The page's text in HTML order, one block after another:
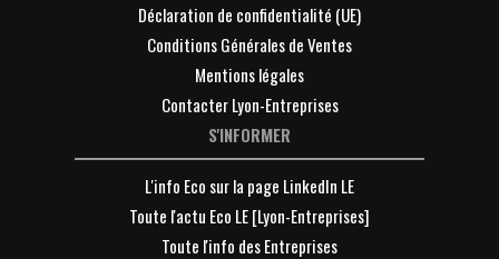
Déclaration de confidentialité (UE)
Conditions Générales de Ventes
Mentions légales
Contacter Lyon-Entreprises
S'INFORMER
L'info Eco sur la page LinkedIn LE
Toute l'actu Eco LE [Lyon-Entreprises]
Toute l'info des Entreprises